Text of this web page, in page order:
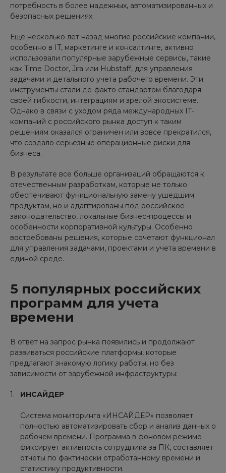
потребность в более надежных, автоматизированных и
безопасных решениях.
Еще несколько лет назад многие российские компании,
особенно в IT, маркетинге и консалтинге, активно
использовали популярные зарубежные сервисы, такие
как Time Doctor, Jira или Hubstaff, для управления
задачами и детального учета рабочего времени. Эти
инструменты стали де-факто стандартом благодаря
своей гибкости, интеграциям и зрелой экосистеме.
Однако в связи с уходом ряда международных IT-
компаний с российского рынка доступ к таким
решениям оказался ограничен или вовсе прекратился,
что создало серьезные операционные риски для
бизнеса.
В результате все больше организаций обращаются к
отечественным разработкам, которые не только
обеспечивают функциональную замену ушедшим
продуктам, но и адаптированы под российское
законодательство, локальные бизнес-процессы и
особенности корпоративной культуры. Особенно
востребованы решения, которые сочетают функционал
для управления задачами, проектами и учета времени в
единой среде.
5 популярных российских
программ для учета
времени
В ответ на запрос рынка появились и продолжают
развиваться российские платформы, которые
предлагают знакомую логику работы, но без
зависимости от зарубежной инфраструктуры:
ИНСАЙДЕР
Система мониторинга «ИНСАЙДЕР» позволяет
полностью автоматизировать сбор и анализ данных о
рабочем времени. Программа в фоновом режиме
фиксирует активность сотрудника за ПК, составляет
отчеты по фактически отработанному времени и
статистику продуктивности.